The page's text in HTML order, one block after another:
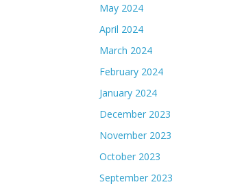
May 2024
April 2024
March 2024
February 2024
January 2024
December 2023
November 2023
October 2023
September 2023